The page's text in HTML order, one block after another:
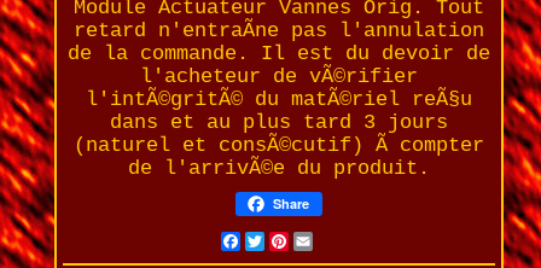
Module Actuateur Vannes Orig. Tout
retard n'entraÃne pas l'annulation
de la commande. Il est du devoir de
l'acheteur de vÃ©rifier
l'intÃ©gritÃ© du matÃ©riel reÃ§u
dans et au plus tard 3 jours
(naturel et consÃ©cutif) Ã compter
de l'arrivÃ©e du produit.
Share
Facebook
Twitter
Pinterest
Email